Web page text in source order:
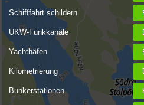
Schifffahrt schildern
UKW-Funkkanäle
Yachthäfen
Kilometrierung
Bunkerstationen